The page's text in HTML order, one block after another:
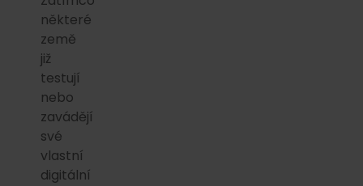
některé
země
již
testují
nebo
zavádějí
své
vlastní
digitální